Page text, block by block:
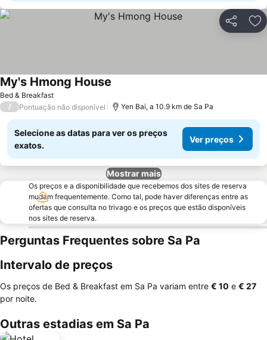
Partilhar
Bed & Breakfast
My's Hmong House
/ Pontuação não disponível Yen Bai, a 10.9 km de Sa Pa
Selecione as datas para ver os preços
exatos.
Ver preços
Mostrar mais
Os preços e a disponibilidade que recebemos dos sites de reserva
mudam frequentemente. Como tal, pode haver diferenças entre as
ofertas que consulta no trivago e os preços que estão disponíveis
nos sites de reserva.
Perguntas Frequentes sobre Sa Pa
Intervalo de preços
Os preços de Bed & Breakfast em Sa Pa variam entre ‎€ 10 e ‎€ 27
por noite.
Outras estadias em Sa Pa